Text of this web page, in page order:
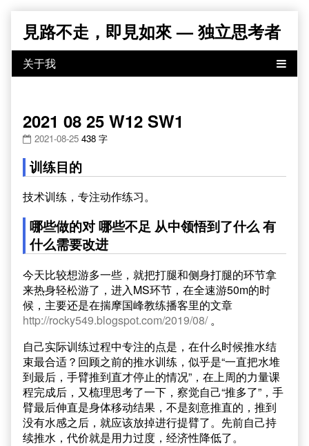
content
見路不走，即見如來 — 独立思考者
2021 08 25 W12 SW1
2021-08-25 438 字
训练目的
技术训练，专注动作练习。
哪些做的对 哪些不足 从中领悟到了什么 有
什么需要改进
今天比较想游多一些，就把打腿和侧身打腿的环节拿
来热身轻松游了，进入MS环节，在全速游50m的时
候，主要还是在揣摩国峰教练播客里的文章
http://rocky549.blogspot.com/2019/08/。
自己实际训练过程中专注的点是，在什么时候推水结
束最合适？回顾之前的推水训练，似乎是“一直把水堆
到最后，手臂推到直才停止的情况”，在上周的力量课
程完成后，又梳理思考了一下，察觉自己“推多了”，手
臂最后伸直是身体移动结果，不是刻意推直的，推到
没有水感之后，就应该放掉进行提臂了。先前自己持
续推水，代价就是用力过度，经济性降低了。